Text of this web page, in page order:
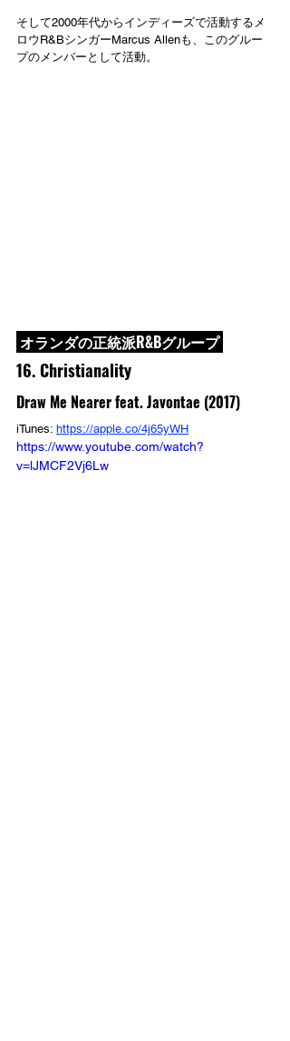
そして2000年代からインディーズで活動するメ
ロウR&BシンガーMarcus Allenも、このグルー
プのメンバーとして活動。
オランダの正統派R&Bグループ
16. Christianality
Draw Me Nearer feat. Javontae (2017)
iTunes: https://apple.co/4j65yWH
https://www.youtube.com/watch?
v=lJMCF2Vj6Lw